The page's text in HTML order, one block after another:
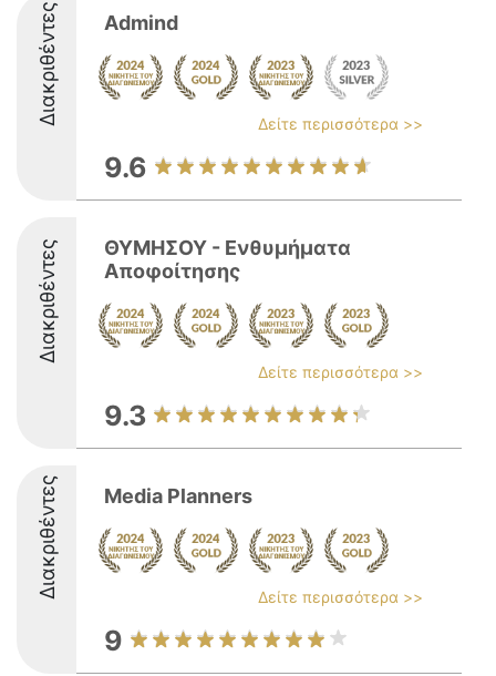
Διακριθέντες Admind
Δείτε περισσότερα >>
9.6
Διακριθέντες
ΘΥΜΗΣΟΥ - Ενθυμήματα
Αποφοίτησης
Δείτε περισσότερα >>
9.3
Διακριθέντες Media Planners
Δείτε περισσότερα >>
9